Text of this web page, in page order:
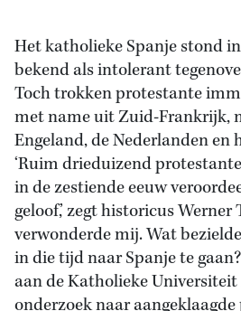
Het katholieke Spanje stond
bekend als intolerant
Toch trokken protestante
met name uit Zuid-Frankrijk,
Engeland, de Nederlanden en
‘Ruim drieduizend
in de zestiende eeuw
geloof,’ zegt historicus Werner
verwonderde mij. Wat
in die tijd naar Spanje te
aan de Katholieke
onderzoek naar